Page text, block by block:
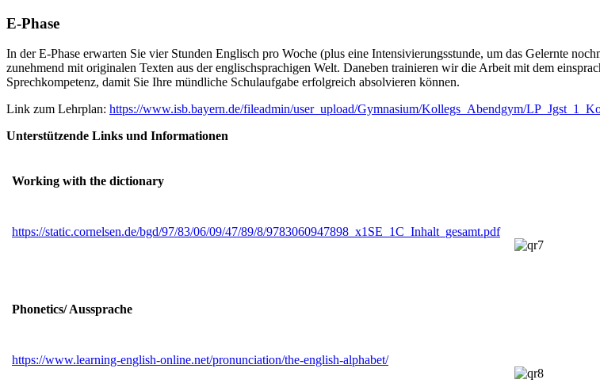
E-Phase
In der E-Phase erwarten Sie vier Stunden Englisch pro Woche (plus eine Intensivierungsstunde, um das Gelernte
zunehmend mit originalen Texten aus der englischsprachigen Welt. Daneben trainieren wir die Arbeit mit dem
Sprechkompetenz, damit Sie Ihre mündliche Schulaufgabe erfolgreich absolvieren können.
Link zum Lehrplan: https://www.isb.bayern.de/fileadmin/user_upload/Gymnasium/Kollegs_Abendgym/
Unterstützende Links und Informationen
Working with the dictionary
https://static.cornelsen.de/bgd/97/83/06/09/47/89/8/9783060947898_x1SE_1C_Inhalt_gesamt.pdf
Phonetics/ Aussprache
https://www.learning-english-online.net/pronunciation/the-english-alphabet/